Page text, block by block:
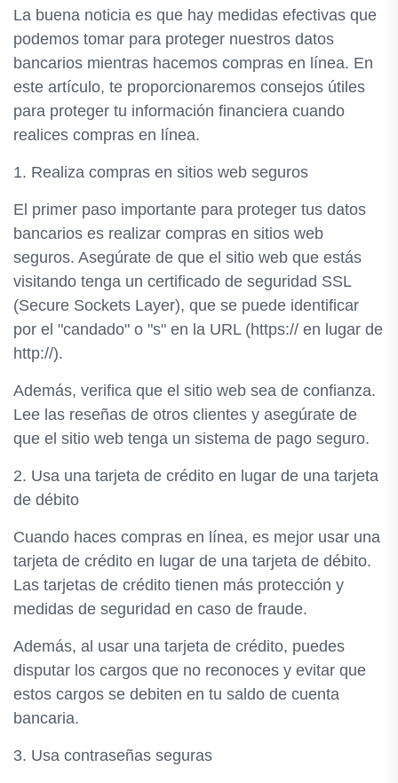
La buena noticia es que hay medidas efectivas que
podemos tomar para proteger nuestros datos
bancarios mientras hacemos compras en línea. En
este artículo, te proporcionaremos consejos útiles
para proteger tu información financiera cuando
realices compras en línea.
1. Realiza compras en sitios web seguros
El primer paso importante para proteger tus datos
bancarios es realizar compras en sitios web
seguros. Asegúrate de que el sitio web que estás
visitando tenga un certificado de seguridad SSL
(Secure Sockets Layer), que se puede identificar
por el "candado" o "s" en la URL (https:// en lugar de
http://).
Además, verifica que el sitio web sea de confianza.
Lee las reseñas de otros clientes y asegúrate de
que el sitio web tenga un sistema de pago seguro.
2. Usa una tarjeta de crédito en lugar de una tarjeta
de débito
Cuando haces compras en línea, es mejor usar una
tarjeta de crédito en lugar de una tarjeta de débito.
Las tarjetas de crédito tienen más protección y
medidas de seguridad en caso de fraude.
Además, al usar una tarjeta de crédito, puedes
disputar los cargos que no reconoces y evitar que
estos cargos se debiten en tu saldo de cuenta
bancaria.
3. Usa contraseñas seguras